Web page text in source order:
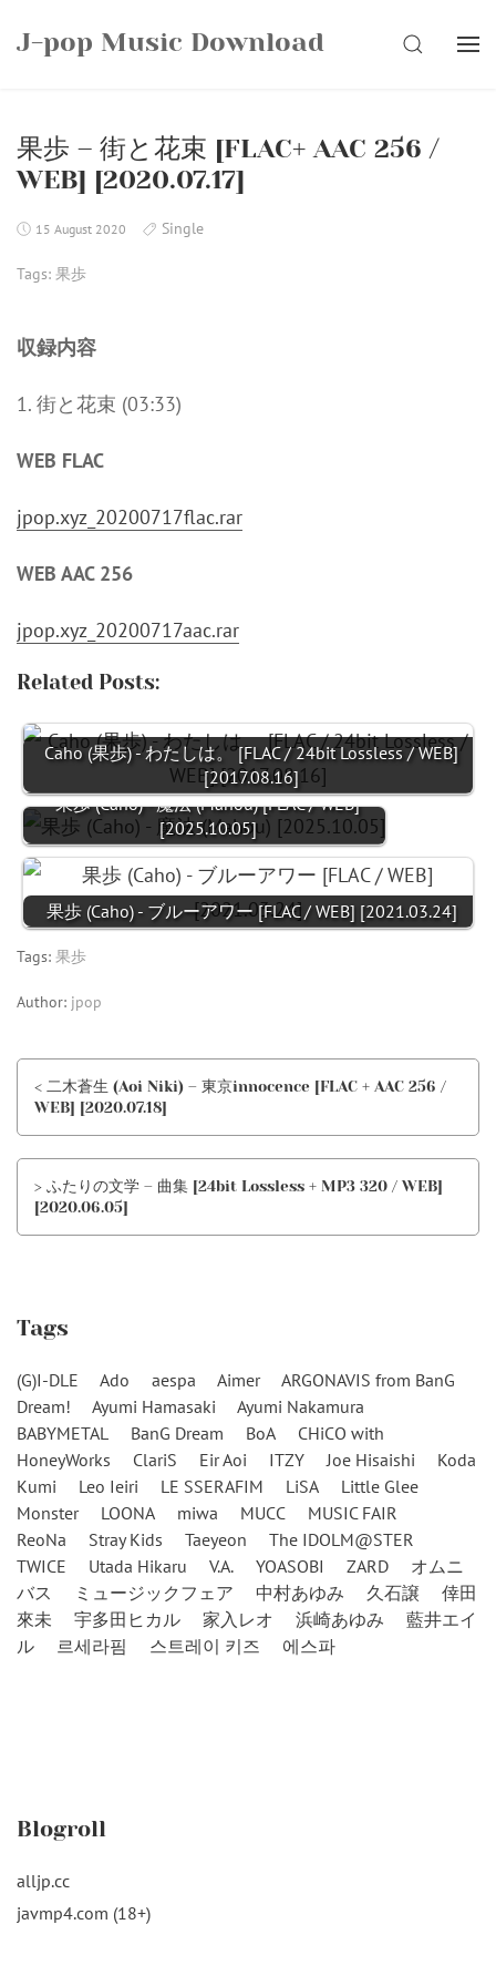
J-pop Music Download SEARCH
果歩 – 街と花束 [FLAC+ AAC 256 /
WEB] [2020.07.17]
15 August 2020 Single
Tags: 果歩
収録内容
1. 街と花束 (03:33)
WEB FLAC
jpop.xyz_20200717flac.rar
WEB AAC 256
jpop.xyz_20200717aac.rar
Related Posts:
Caho (果歩) - わたしは。 [FLAC / 24bit Lossless / WEB]
[2017.08.16]
果歩 (Caho) - 魔法 (Mahou) [FLAC / WEB]
[2025.10.05]
果歩 (Caho) - ブルーアワー [FLAC / WEB] [2021.03.24]
Tags: 果歩
Author: jpop
< 二木蒼生 (Aoi Niki) – 東京innocence [FLAC + AAC 256 /
WEB] [2020.07.18]
> ふたりの文学 – 曲集 [24bit Lossless + MP3 320 / WEB]
[2020.06.05]
Tags
(G)I-DLE Ado aespa Aimer
ARGONAVIS from BanG
Dream!
Ayumi Hamasaki
Ayumi Nakamura
BABYMETAL
BanG Dream BoA
CHiCO with
HoneyWorks
ClariS Eir Aoi ITZY Joe Hisaishi
Koda
Kumi
Leo Ieiri LE SSERAFIM LiSA
Little Glee
Monster
LOONA miwa MUCC
MUSIC FAIR
ReoNa
Stray Kids Taeyeon
The IDOLM@STER
TWICE
Utada Hikaru V.A. YOASOBI ZARD
オムニ
バス
ミュージックフェア 中村あゆみ 久石譲
倖田
來未
宇多田ヒカル 家入レオ 浜崎あゆみ
藍井エイ
ル
르세라핌 스트레이 키즈 에스파
Blogroll
alljp.cc
javmp4.com (18+)